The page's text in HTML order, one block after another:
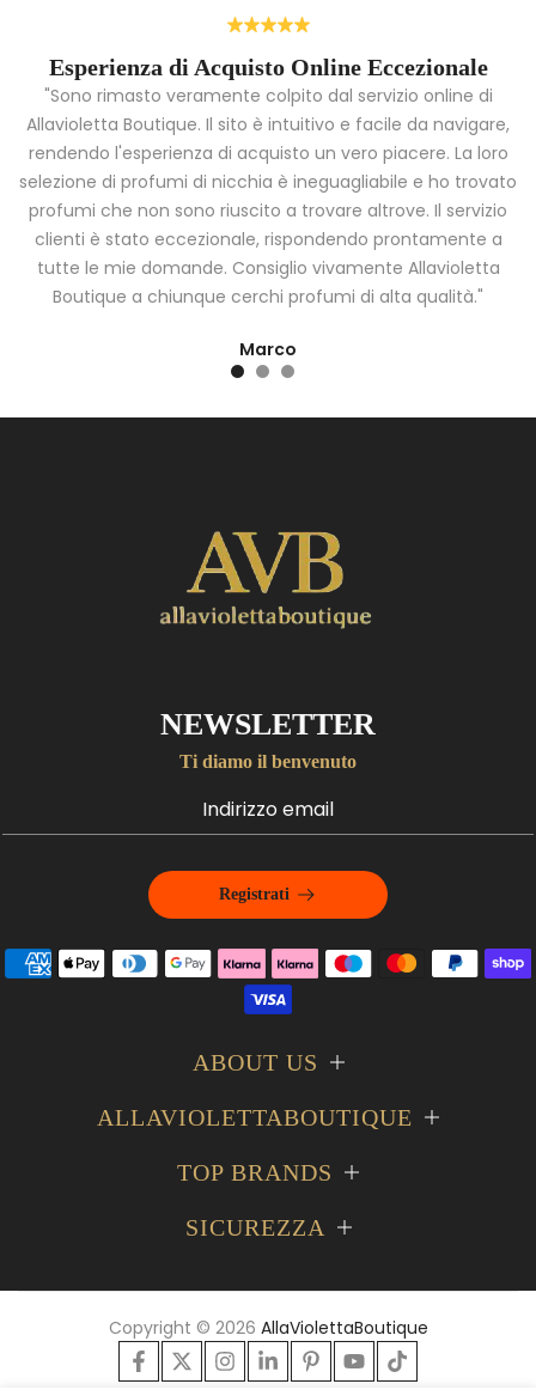
Esperienza di Acquisto Online Eccezionale
"Sono rimasto veramente colpito dal servizio online di
Allavioletta Boutique. Il sito è intuitivo e facile da navigare,
rendendo l'esperienza di acquisto un vero piacere. La loro
selezione di profumi di nicchia è ineguagliabile e ho trovato
profumi che non sono riuscito a trovare altrove. Il servizio
clienti è stato eccezionale, rispondendo prontamente a
tutte le mie domande. Consiglio vivamente Allavioletta
Boutique a chiunque cerchi profumi di alta qualità."
Marco
NEWSLETTER
Ti diamo il benvenuto
Registrati
ABOUT US
ALLAVIOLETTABOUTIQUE
TOP BRANDS
SICUREZZA
Copyright © 2026 AllaViolettaBoutique